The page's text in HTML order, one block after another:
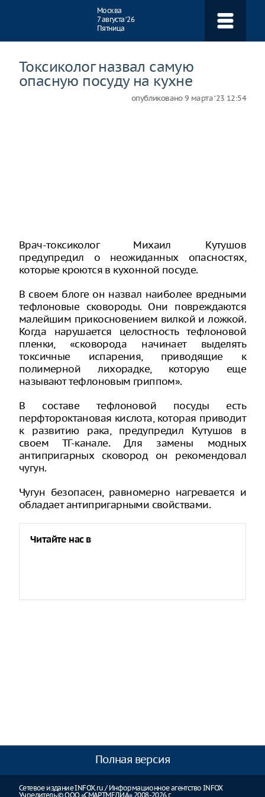
Москва
7 августа ‘26
Пятница
Токсиколог назвал самую
опасную посуду на кухне
опубликовано9 марта ‘23 12:54
Врач-токсиколог Михаил Кутушов
предупредил о неожиданных опасностях,
которые кроются в кухонной посуде.
В своем блоге он назвал наиболее вредными
тефлоновые сковороды. Они повреждаются
малейшим прикосновением вилкой и ложкой.
Когда нарушается целостность тефлоновой
пленки, «сковорода начинает выделять
токсичные испарения, приводящие к
полимерной лихорадке, которую еще
называют тефлоновым гриппом».
В составе тефлоновой посуды есть
перфтороктановая кислота, которая приводит
к развитию рака, предупредил Кутушов в
своем ТГ-канале. Для замены модных
антипригарных сковород он рекомендовал
чугун.
Чугун безопасен, равномерно нагревается и
обладает антипригарными свойствами.
Читайте нас в
Полная версия
Сетевое издание INFOX.ru / Информационное агентство INFOX
Учредитель © ООО «СМАРТМЕДИА» 2008-2026 г.